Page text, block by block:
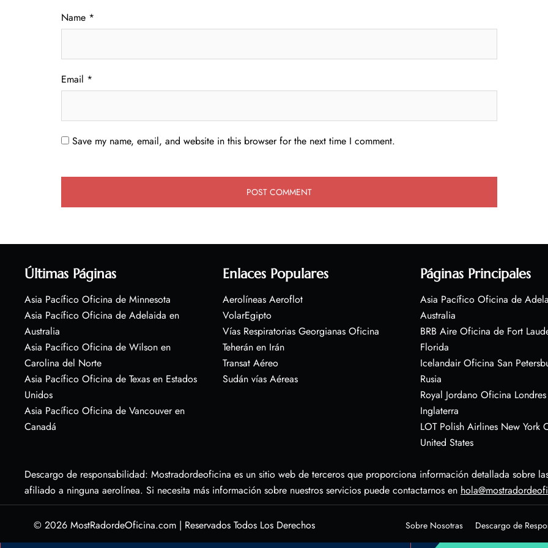
Name *
Email *
Save my name, email, and website in this browser for the next time I comment.
Últimas Páginas
Asia Pacífico Oficina de Minnesota
Asia Pacífico Oficina de Adelaida en
Australia
Asia Pacífico Oficina de Wilson en
Carolina del Norte
Asia Pacífico Oficina de Texas en Estados
Unidos
Asia Pacífico Oficina de Vancouver en
Canadá
Enlaces Populares
Aerolíneas Aeroflot
VolarEgipto
Vías Respiratorias Georgianas Oficina
Teherán en Irán
Transat Aéreo
Sudán vías Aéreas
Páginas Principales
Asia Pacífico Oficina de
Australia
BRB Aire Oficina de Fort
Florida
Icelandair Oficina San
Rusia
Royal Jordano Oficina
Inglaterra
LOT Polish Airlines New York
United States
Descargo de responsabilidad: Mostradordeoficina es un sitio web de terceros que proporciona información detallada sobre
afiliado a ninguna aerolínea. Si necesita más información sobre nuestros servicios puede contactarnos en
© 2026 MostRadordeOficina.com | Reservados Todos Los Derechos Sobre Nosotras Descargo de